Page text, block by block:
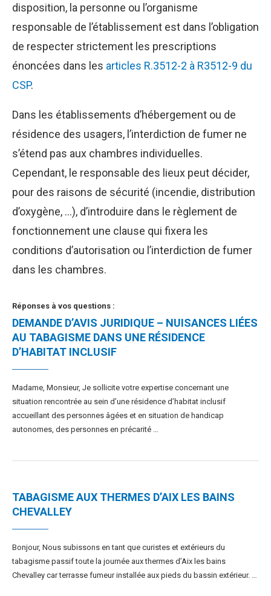
disposition, la personne ou l’organisme
responsable de l’établissement est dans l’obligation
de respecter strictement les prescriptions
énoncées dans les articles R.3512-2 à R3512-9 du
CSP.
Dans les établissements d’hébergement ou de
résidence des usagers, l’interdiction de fumer ne
s’étend pas aux chambres individuelles.
Cependant, le responsable des lieux peut décider,
pour des raisons de sécurité (incendie, distribution
d’oxygène, …), d’introduire dans le règlement de
fonctionnement une clause qui fixera les
conditions d’autorisation ou l’interdiction de fumer
dans les chambres.
Réponses à vos questions :
DEMANDE D’AVIS JURIDIQUE – NUISANCES LIÉES
AU TABAGISME DANS UNE RÉSIDENCE
D’HABITAT INCLUSIF
Madame, Monsieur, Je sollicite votre expertise concernant une
situation rencontrée au sein d’une résidence d’habitat inclusif
accueillant des personnes âgées et en situation de handicap
autonomes, des personnes en précarité …
TABAGISME AUX THERMES D’AIX LES BAINS
CHEVALLEY
Bonjour, Nous subissons en tant que curistes et extérieurs du
tabagisme passif toute la journée aux thermes d’Aix les bains
Chevalley car terrasse fumeur installée aux pieds du bassin extérieur. …